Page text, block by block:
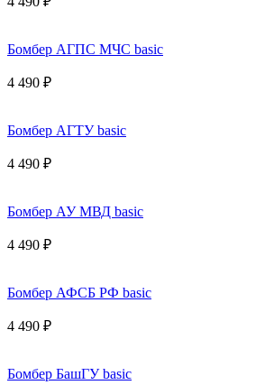
Бомбер АГПС МЧС basic
4 490 ₽
Бомбер АГТУ basic
4 490 ₽
Бомбер АУ МВД basic
4 490 ₽
Бомбер АФСБ РФ basic
4 490 ₽
Бомбер БашГУ basic